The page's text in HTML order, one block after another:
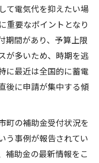
て電気代を抑えたい場
重要なポイントとなり
期間があり、予算上限
が多いため、時期を逃
に最近は全国的に蓄電
後に申請が集中する傾
町の補助金受付状況を
う事例が報告されてい
補助金の最新情報をこ